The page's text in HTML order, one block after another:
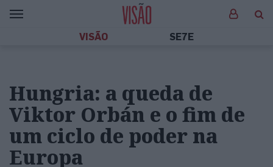
VISÃO SE7E
Hungria: a queda de
Viktor Orbán e o fim de
um ciclo de poder na
Europa